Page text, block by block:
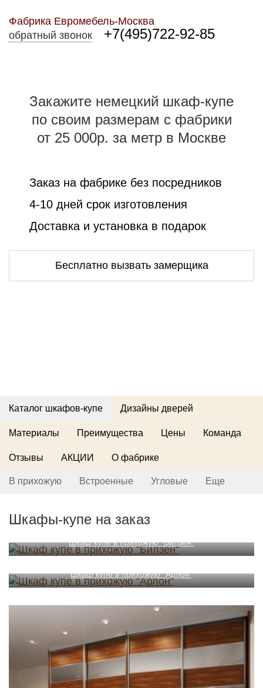
Фабрика Евромебель-Москва
обратный звонок
+7(495)722-92-85
Закажите немецкий шкаф-купе
по своим размерам с фабрики
от 25 000р. за метр в Москве
Заказ на фабрике без посредников
4-10 дней срок изготовления
Доставка и установка в подарок
Бесплатно вызвать замерщика
Каталог шкафов-купе Дизайны дверей
Материалы Преимущества Цены Команда
Отзывы АКЦИИ О фабрике
В прихожую Встроенные Угловые Еще
Шкафы-купе на заказ
Шкаф купе в прихожую "Билзен"
Шкаф купе в прихожую "Арлон"